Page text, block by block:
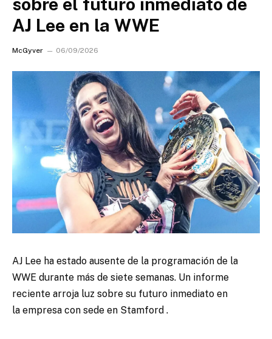
AJ Lee en la WWE
McGyver 06/09/2026
AJ Lee ha estado ausente de la programación de la
WWE durante más de siete semanas. Un informe
reciente arroja luz sobre su futuro inmediato en
la empresa con sede en Stamford .